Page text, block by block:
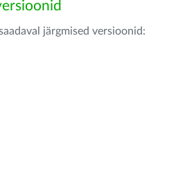
järgmised versioonid: